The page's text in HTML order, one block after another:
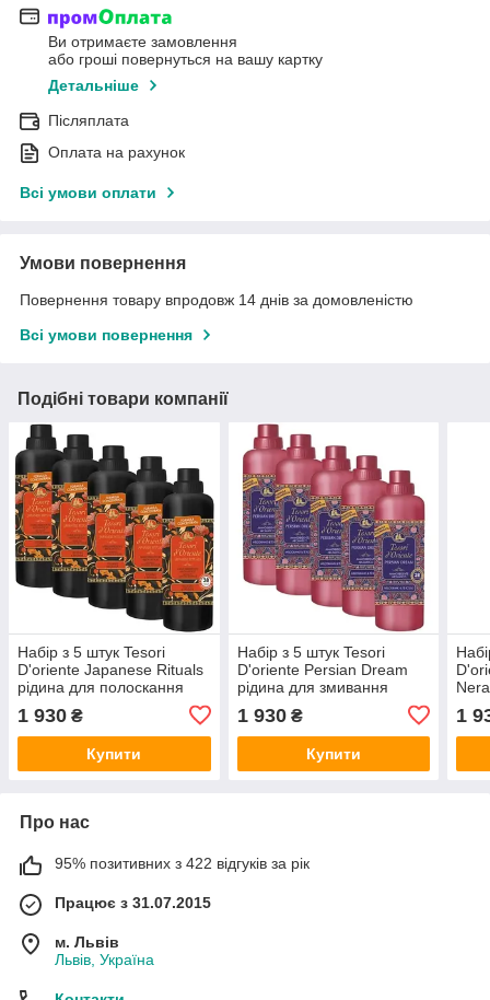
Ви отримаєте замовлення
або гроші повернуться на вашу картку
Детальніше
Післяплата
Оплата на рахунок
Всі умови оплати
Умови повернення
Повернення товару впродовж 14 днів за домовленістю
Всі умови повернення
Подібні товари компанії
Набір з 5 штук Tesori
D'oriente Japanese Rituals
рідина для полоскання
1 930 ₴
Купити
Набір з 5 штук Tesori
D'oriente Persian Dream
рідина для змивання
1 930₴
Купити
1
Про нас
95% позитивних з 422 відгуків за рік
Працює з 31.07.2015
м. Львів
Львів, Україна